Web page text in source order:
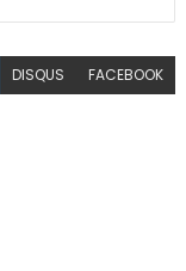
DISQUS FACEBOOK